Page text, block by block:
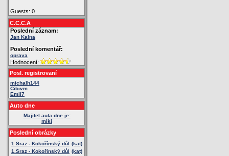
Guests: 0
C.C.C.A
Poslední záznam:
Jan Kalna
Poslední komentář:
oprava
Hodnocení:
Posl. registrovaní
michalh144
Cibivm
Emil7
Auto dne
Majitel auta dne je:
miki
Poslední obrázky
1.Sraz - Kokořínský důl (kat)
1.Sraz - Kokořínský důl (kat)